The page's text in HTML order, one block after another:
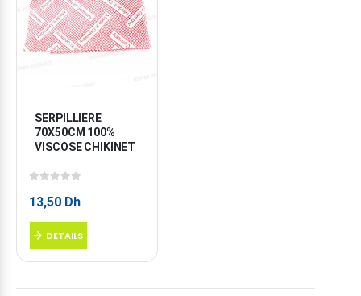
SERPILLIERE
70X50CM 100%
VISCOSE CHIKINET
13,50 Dh
DETAILS